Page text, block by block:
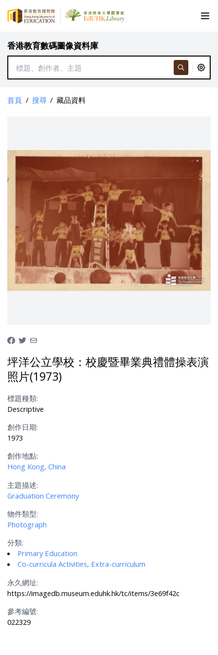
香港教育數碼圖像資料庫
首頁 / 搜尋 / 藏品資料
坪洋公立學校：校慶暨畢業典禮體操表演
照片(1973)
標題種類:
Descriptive
創作日期:
1973
創作地點:
Hong Kong, China
主題描述:
Graduation Ceremony
物件類型:
Photograph
分類:
Primary Education
Co-curricula Activities, Extra-curriculum
永久網址:
https://imagedb.museum.eduhk.hk/tc/items/3e69f42c
參考編號:
022329